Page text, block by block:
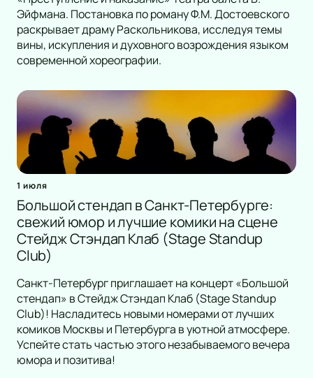
Эйфмана. Постановка по роману Ф.М. Достоевского
раскрывает драму Раскольникова, исследуя темы
вины, искупления и духовного возрождения языком
современной хореографии.
1 июля
Большой стендап в Санкт-Петербурге:
свежий юмор и лучшие комики на сцене
Стейдж Стэндап Клаб (Stage Standup
Club)
Санкт-Петербург приглашает на концерт «Большой
стендап» в Стейдж Стэндап Клаб (Stage Standup
Club)! Насладитесь новыми номерами от лучших
комиков Москвы и Петербурга в уютной атмосфере.
Успейте стать частью этого незабываемого вечера
юмора и позитива!